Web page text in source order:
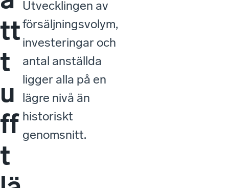
tt
t
u
ff
t
Utvecklingen av
försäljningsvolym,
investeringar och
antal anställda
ligger alla på en
lägre nivå än
historiskt
genomsnitt.